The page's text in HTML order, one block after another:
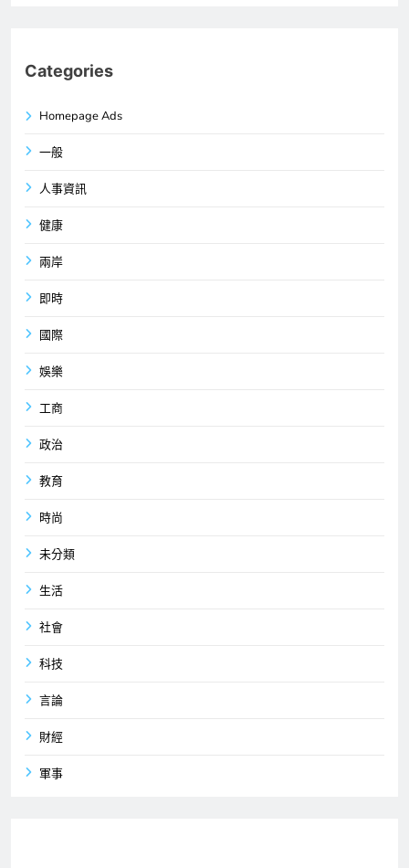
Categories
Homepage Ads
一般
人事資訊
健康
兩岸
即時
國際
娛樂
工商
政治
教育
時尚
未分類
生活
社會
科技
言論
財經
軍事